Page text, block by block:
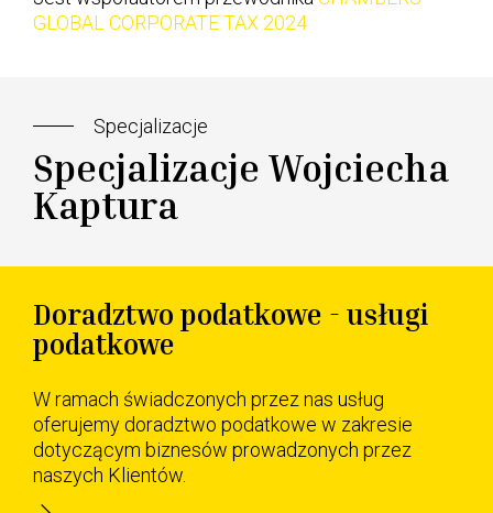
GLOBAL CORPORATE TAX 2024
Specjalizacje
Specjalizacje Wojciecha
Kaptura
Doradztwo podatkowe - usługi
podatkowe
W ramach świadczonych przez nas usług
oferujemy doradztwo podatkowe w zakresie
dotyczącym biznesów prowadzonych przez
naszych Klientów.